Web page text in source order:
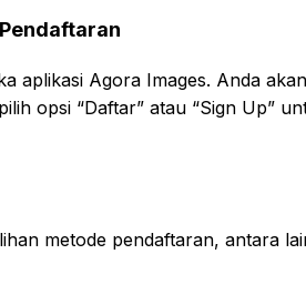
aplikasi Agora Images. Anda
opsi “Daftar” atau “Sign Up”
metode pendaftaran, antara